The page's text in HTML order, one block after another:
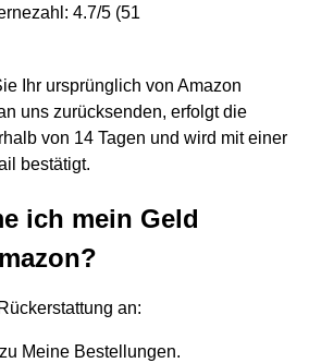
4.7/5 (51
Ihr ursprünglich von Amazon
uns zurücksenden, erfolgt die
von 14 Tagen und wird mit einer
bestätigt.
ich mein Geld
an:
Meine Bestellungen.